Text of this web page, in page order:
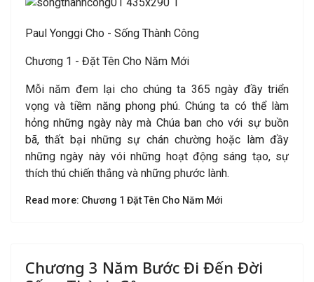
Paul Yonggi Cho - Sống Thành Công
Chương 1 - Đặt Tên Cho Năm Mới
Mỗi năm đem lại cho chúng ta 365 ngày đầy triển
vọng và tiềm năng phong phú. Chúng ta có thể làm
hỏng những ngày này mà Chúa ban cho với sự buồn
bã, thất bại những sự chán chường hoặc làm đầy
những ngày này vói những hoạt động sáng tạo, sự
thích thú chiến thắng và những phước lành.
Read more: Chương 1 Đặt Tên Cho Năm Mới
Chương 3 Năm Bước Đi Đến Đời